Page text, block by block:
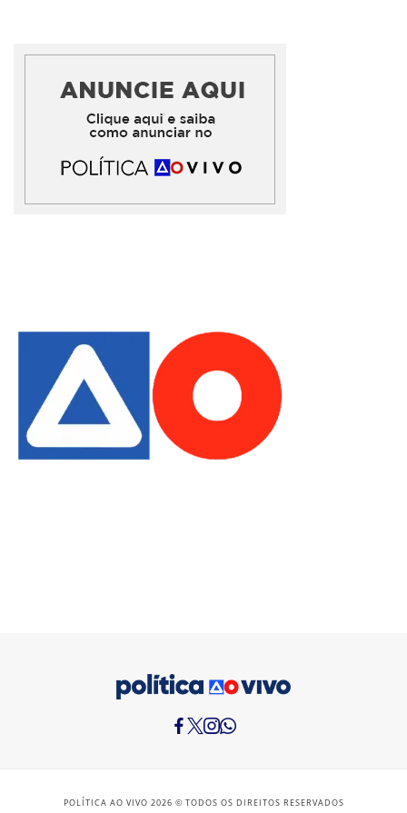
POLÍTICA AO VIVO 2026 © TODOS OS DIREITOS RESERVADOS